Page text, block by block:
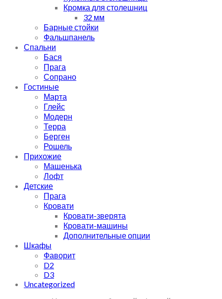
Кромка для столешниц
32 мм
Барные стойки
Фальшпанель
Спальни
Бася
Прага
Сопрано
Гостиные
Марта
Глейс
Модерн
Терра
Берген
Рошель
Прихожие
Машенька
Лофт
Детские
Прага
Кровати
Кровати-зверята
Кровати-машины
Дополнительные опции
Шкафы
Фаворит
D2
D3
Uncategorized